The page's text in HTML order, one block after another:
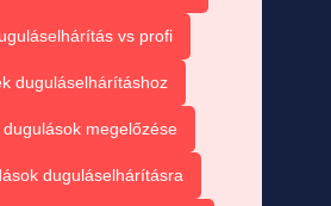
vs profi
duguláselhárításhoz
dugulások megelőzése
duguláselhárításra